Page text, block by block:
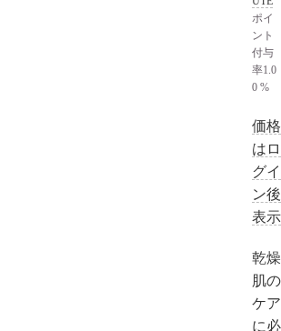
ポイ
ント
付与
率1.0
0 %
価格
はロ
グイ
ン後
表示
乾燥
肌の
ケア
に必